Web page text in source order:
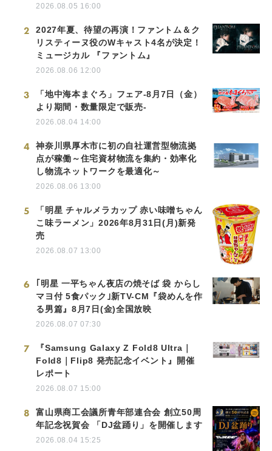
2026.08.05 16:00
2
2027年夏、待望の再演！ファントム＆ク
リスティーヌ役のWキャスト4名が決定！
ミュージカル 『ファントム』
2026.08.06 12:00
3
「地中海本まぐろ」フェア-8月7日（金）
より期間・数量限定で販売-
2026.08.04 14:00
4
神奈川県厚木市に初の自社運営型物流拠
点が稼働～住宅資材物流を集約・効率化
し物流ネットワークを最適化～
2026.08.06 13:00
5
「明星 チャルメラカップ 赤い味噌ちゃん
こ味ラーメン」2026年8月31日(月)新発
売
2026.08.07 13:00
6
｢明星 一平ちゃん夜店の焼そば 袋 からし
マヨ付 5食パック｣新TV-CM『袋めんを作
る男篇』8月7日(金)全国放映
2026.08.07 07:30
7
『Samsung Galaxy Z Fold8 Ultra｜
Fold8｜Flip8 発売記念イベント』開催
レポート
2026.08.07 15:00
8
富山県商工会議所青年部連合会 創立50周
年記念祝賀会 「DJ盆踊り」を開催します
2026.08.04 15:25